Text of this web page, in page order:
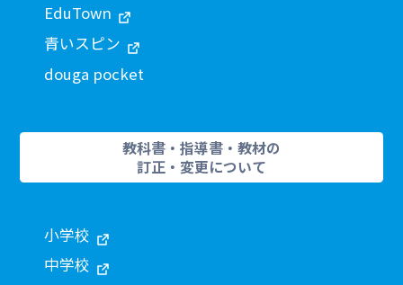
EduTown
青いスピン
douga pocket
教科書・指導書・教材の
訂正・変更について
小学校
中学校